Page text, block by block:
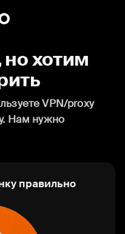
хотим
VPN/proxy
Нам нужно
правильно